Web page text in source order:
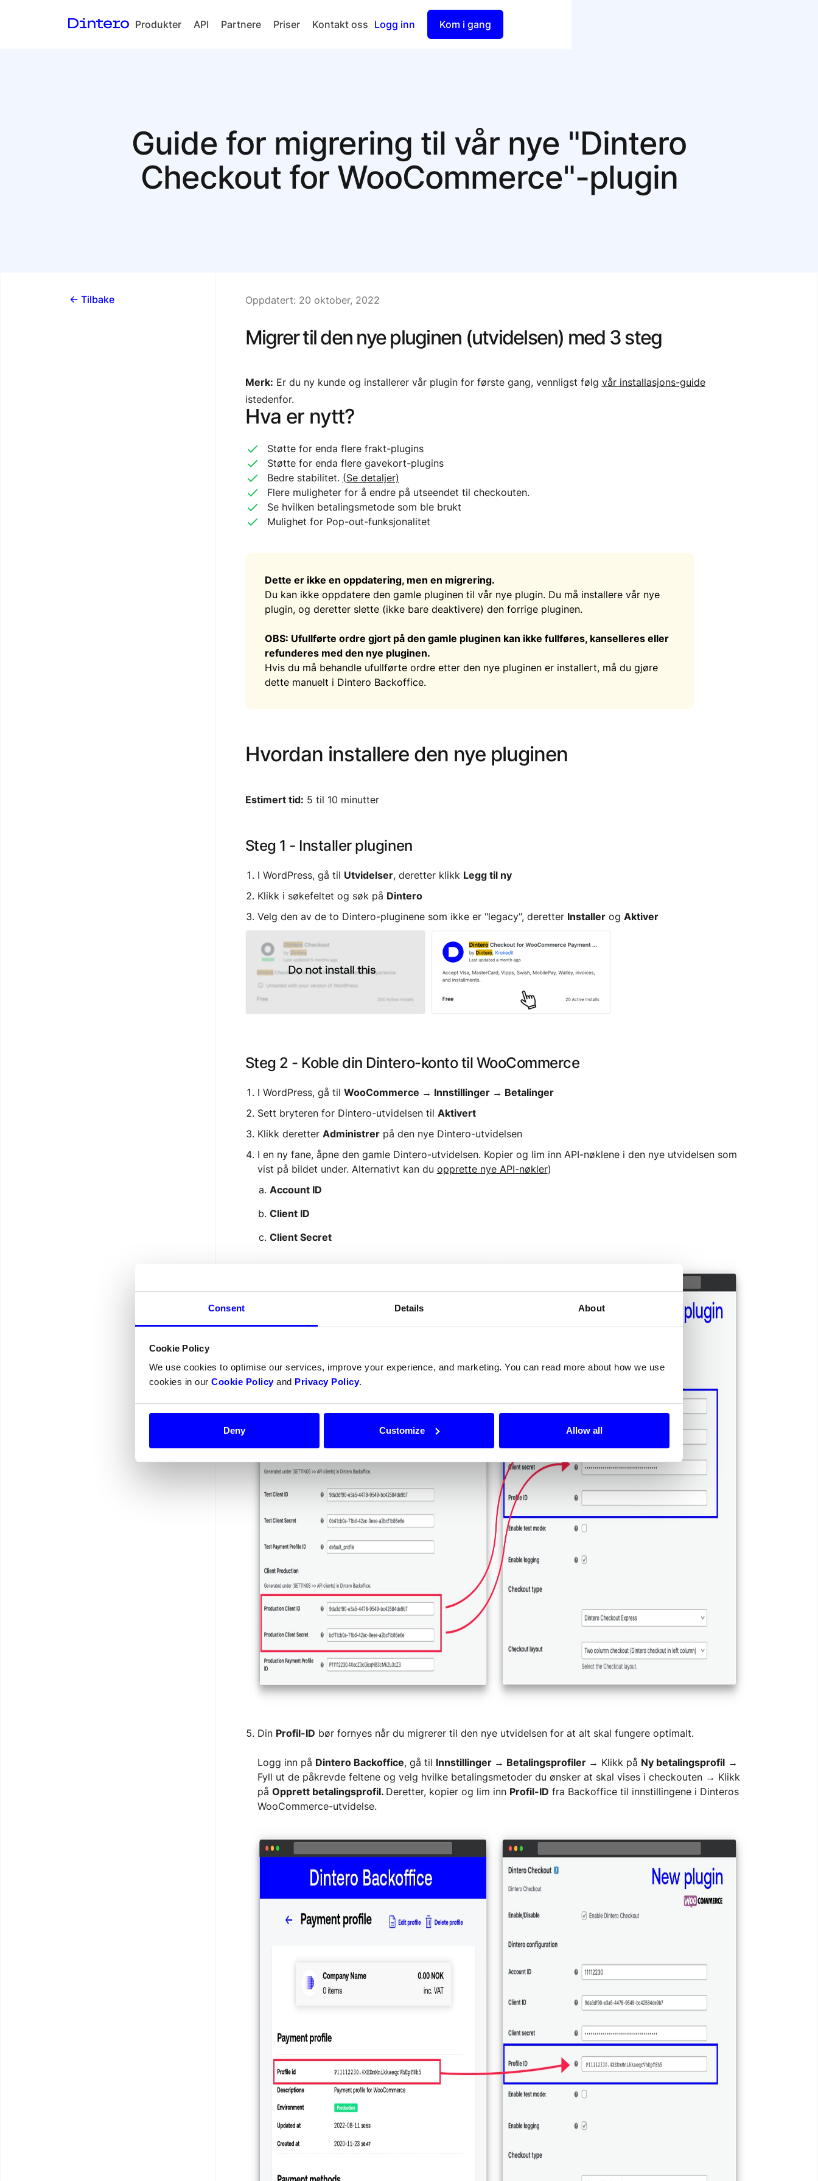
Consent Details About
Cookie Policy
We use cookies to optimise our services, improve your experience, and marketing. You can read more about how we use
cookies in our Cookie Policyand Privacy Policy.
Deny Customize Allow all
Produkter
Loyalty
API Partnere Priser Kontakt oss Logg inn Kom i gang
Guide for migrering til vår nye "Dintero
Checkout for WooCommerce"-plugin
<- Tilbake Oppdatert: 20 oktober, 2022
Migrer til den nye pluginen (utvidelsen) med 3 steg
Merk: Er du ny kunde og installerer vår plugin for første gang, vennligst følg vår installasjons-guide
istedenfor.
Hva er nytt?
Støtte for enda flere frakt-plugins
Støtte for enda flere gavekort-plugins
Bedre stabilitet. (Se detaljer)
Flere muligheter for å endre på utseendet til checkouten.
Se hvilken betalingsmetode som ble brukt
Mulighet for Pop-out-funksjonalitet
Dette er ikke en oppdatering, men en migrering.
Du kan ikke oppdatere den gamle pluginen til vår nye plugin. Du må installere vår nye
plugin, og deretter slette (ikke bare deaktivere) den forrige pluginen.
OBS: Ufullførte ordre gjort på den gamle pluginen kan ikke fullføres, kanselleres eller
refunderes med den nye pluginen.
Hvis du må behandle ufullførte ordre etter den nye pluginen er installert, må du gjøre
dette manuelt i Dintero Backoffice.
Hvordan installere den nye pluginen
Estimert tid: 5 til 10 minutter
Steg 1 - Installer pluginen
I WordPress, gå til Utvidelser, deretter klikk Legg til ny
Klikk i søkefeltet og søk på Dintero
Velg den av de to Dintero-pluginene som ikke er "legacy", deretter Installerog Aktiver
Steg 2 - Koble din Dintero-konto til WooCommerce
I WordPress, gå til WooCommerce → Innstillinger → Betalinger
Sett bryteren for Dintero-utvidelsen til Aktivert
Klikk deretter Administrerpå den nye Dintero-utvidelsen
I en ny fane, åpne den gamle Dintero-utvidelsen. Kopier og lim inn API-nøklene i den nye utvidelsen som
vist på bildet under. Alternativt kan du opprette nye API-nøkler)
Account ID
Client ID
Client Secret
Din Profil-ID bør fornyes når du migrerer til den nye utvidelsen for at alt skal fungere optimalt.
Logg inn på Dintero Backoffice, gå til Innstillinger → Betalingsprofiler → Klikk på Ny betalingsprofil →
Fyll ut de påkrevde feltene og velg hvilke betalingsmetoder du ønsker at skal vises i checkouten → Klikk
på Opprett betalingsprofil. Deretter, kopier og lim inn Profil-ID fra Backoffice til innstillingene i Dinteros
WooCommerce-utvidelse.